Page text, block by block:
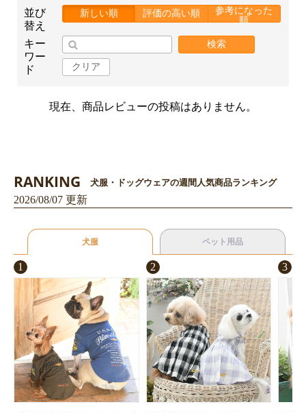
カートへ進む
並び
替え
新しい順 評価の高い順
参考になった
順
キー
ワー
ド
検索
クリア
現在、商品レビューの投稿はありません。
RANKING 犬服・ドッグウェアの週間人気商品ランキング
2026/08/07 更新
犬服 ペット用品
1 2 3